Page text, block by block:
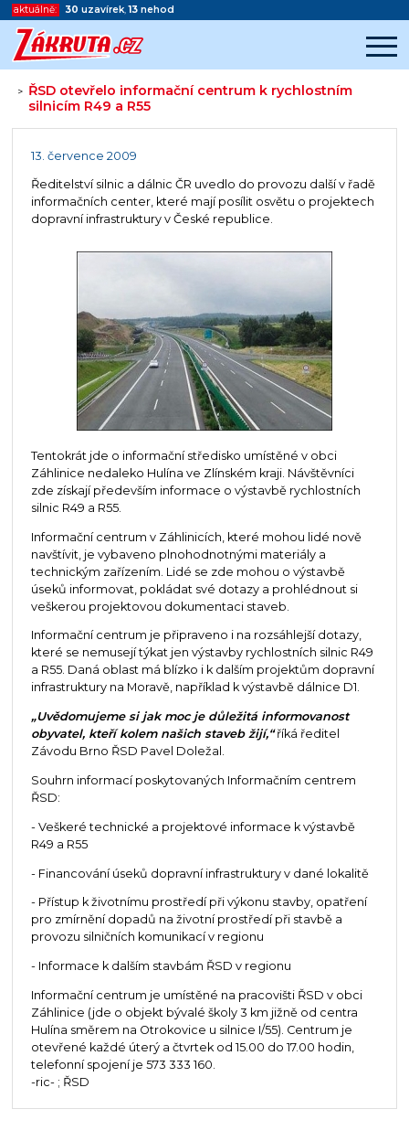
aktuálně: 30 uzavírek,13 nehod
> ŘSD otevřelo informační centrum k rychlostním
silnicím R49 a R55
Začátek reklamy
13. července 2009
Ředitelství silnic a dálnic ČR uvedlo do provozu další v řadě
informačních center, které mají posílit osvětu o projektech
dopravní infrastruktury v České republice.
Tentokrát jde o informační středisko umístěné v obci
Záhlinice nedaleko Hulína ve Zlínském kraji. Návštěvníci
zde získají především informace o výstavbě rychlostních
silnic R49 a R55.
Informační centrum v Záhlinicích, které mohou lidé nově
navštívit, je vybaveno plnohodnotnými materiály a
technickým zařízením. Lidé se zde mohou o výstavbě
úseků informovat, pokládat své dotazy a prohlédnout si
veškerou projektovou dokumentaci staveb.
Informační centrum je připraveno i na rozsáhlejší dotazy,
které se nemusejí týkat jen výstavby rychlostních silnic R49
a R55. Daná oblast má blízko i k dalším projektům dopravní
infrastruktury na Moravě, například k výstavbě dálnice D1.
„Uvědomujeme si jak moc je důležitá informovanost
obyvatel, kteří kolem našich staveb žijí,“říká ředitel
Závodu Brno ŘSD Pavel Doležal.
Souhrn informací poskytovaných Informačním centrem
ŘSD:
- Veškeré technické a projektové informace k výstavbě
R49 a R55
- Financování úseků dopravní infrastruktury v dané lokalitě
- Přístup k životnímu prostředí při výkonu stavby, opatření
pro zmírnění dopadů na životní prostředí při stavbě a
provozu silničních komunikací v regionu
- Informace k dalším stavbám ŘSD v regionu
Informační centrum je umístěné na pracovišti ŘSD v obci
Záhlinice (jde o objekt bývalé školy 3 km jižně od centra
Hulína směrem na Otrokovice u silnice I/55). Centrum je
otevřené každé úterý a čtvrtek od 15.00 do 17.00 hodin,
telefonní spojení je 573 333 160.
-ric- ; ŘSD